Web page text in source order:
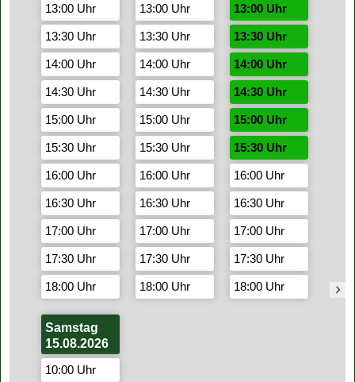
13:00 Uhr
13:30 Uhr
14:00 Uhr
14:30 Uhr
15:00 Uhr
15:30 Uhr
16:00 Uhr
16:30 Uhr
17:00 Uhr
17:30 Uhr
18:00 Uhr
13:00 Uhr
13:30 Uhr
14:00 Uhr
14:30 Uhr
15:00 Uhr
15:30 Uhr
16:00 Uhr
16:30 Uhr
17:00 Uhr
17:30 Uhr
18:00 Uhr
13:00 Uhr
13:30 Uhr
14:00 Uhr
14:30 Uhr
15:00 Uhr
15:30 Uhr
16:00 Uhr
16:30 Uhr
17:00 Uhr
17:30 Uhr
18:00 Uhr
Samstag
15.08.2026
10:00 Uhr